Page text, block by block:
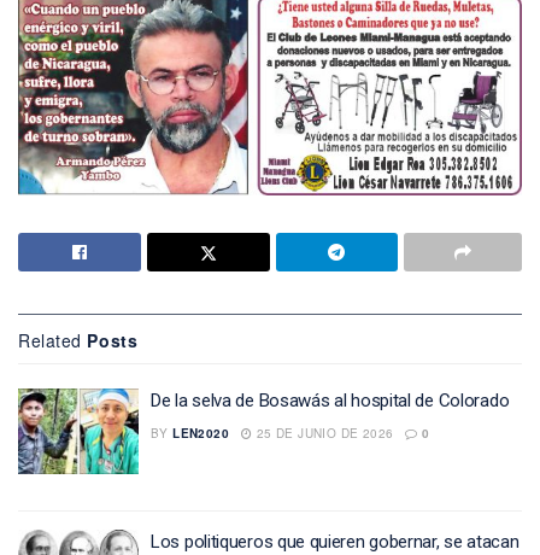
Related Posts
De la selva de Bosawás al hospital de Colorado
BY LEN2020 25 DE JUNIO DE 2026 0
Los politiqueros que quieren gobernar, se atacan